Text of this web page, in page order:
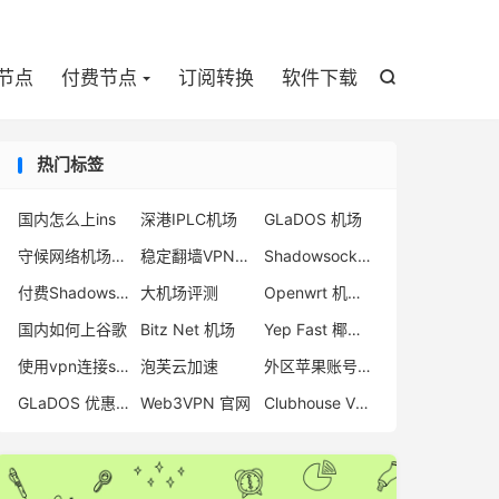

点 付费节点 订阅转换 软件下载
热门标签
国内怎么上ins 深港IPLC机场
GLaDOS 机场
守候网络机场怎么样
稳定翻墙VPN推荐
Shadowsocks 节点
付费Shadowsocks推荐
大机场评测
Openwrt 机场推荐
国内如何上谷歌
Bitz Net 机场
Yep Fast 椰皮机场
使用vpn连接steam
泡芙云加速
外区苹果账号注册
GLaDOS 优惠码
Web3VPN 官网 Clubhouse VPN